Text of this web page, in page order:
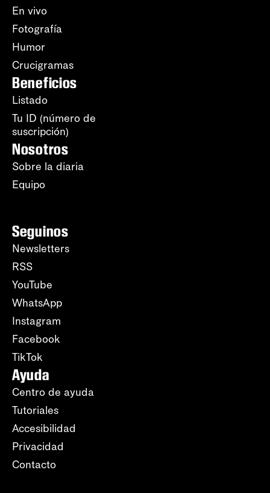
En vivo
Fotografía
Humor
Crucigramas
Beneficios
Listado
Tu ID (número de
suscripción)
Nosotros
Sobre la diaria
Equipo
Seguinos
Newsletters
RSS
YouTube
WhatsApp
Instagram
Facebook
TikTok
Ayuda
Centro de ayuda
Tutoriales
Accesibilidad
Privacidad
Contacto